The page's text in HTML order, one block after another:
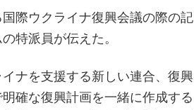
際ウクライナ復興会議の際の記
特派員が伝えた。
ナを支援する新しい連合、復興
確な復興計画を一緒に作成する